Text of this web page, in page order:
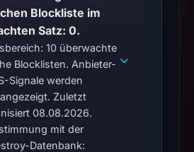
Blockliste im
Satz: 0.
10 überwachte
Blocklisten. Anbieter-
Signale werden
Zuletzt
08.08.2026.
mit der
Datenbank: